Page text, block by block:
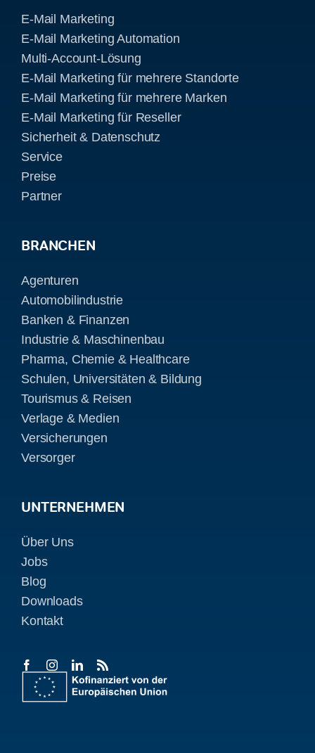
E-Mail Marketing
E-Mail Marketing Automation
Multi-Account-Lösung
E-Mail Marketing für mehrere Standorte
E-Mail Marketing für mehrere Marken
E-Mail Marketing für Reseller
Sicherheit & Datenschutz
Service
Preise
Partner
BRANCHEN
Agenturen
Automobilindustrie
Banken & Finanzen
Industrie & Maschinenbau
Pharma, Chemie & Healthcare
Schulen, Universitäten & Bildung
Tourismus & Reisen
Verlage & Medien
Versicherungen
Versorger
UNTERNEHMEN
Über Uns
Jobs
Blog
Downloads
Kontakt